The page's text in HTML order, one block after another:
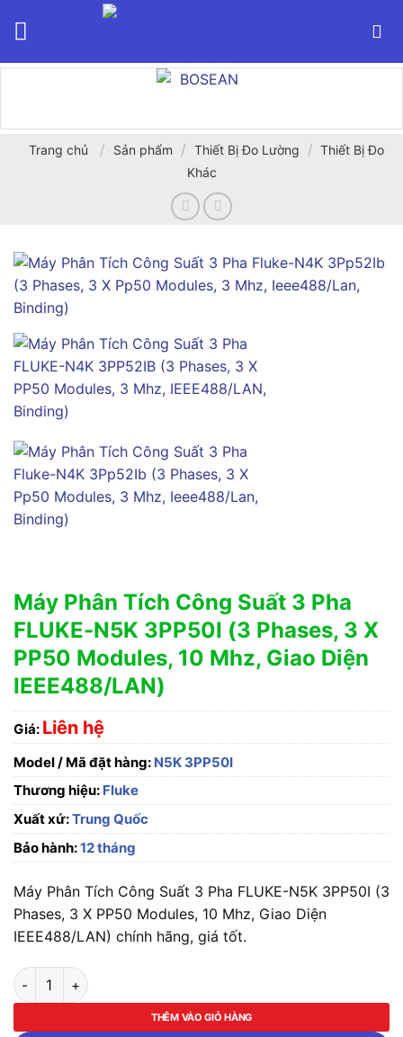
Trang chủ / Sản phẩm / Thiết Bị Đo Lường / Thiết Bị Đo
Khác
Máy Phân Tích Công Suất 3 Pha
FLUKE-N5K 3PP50I (3 Phases, 3 X
PP50 Modules, 10 Mhz, Giao Diện
IEEE488/LAN)
Giá: Liên hệ
Model / Mã đặt hàng: N5K 3PP50I
Thương hiệu: Fluke
Xuất xứ:Trung Quốc
Bảo hành:12 tháng
Máy Phân Tích Công Suất 3 Pha FLUKE-N5K 3PP50I (3
Phases, 3 X PP50 Modules, 10 Mhz, Giao Diện
IEEE488/LAN) chính hãng, giá tốt.
Máy Phân Tích Công Suất 3 Pha FLUKE-N5K 3PP50I (3
THÊM VÀO GIỎ HÀNG